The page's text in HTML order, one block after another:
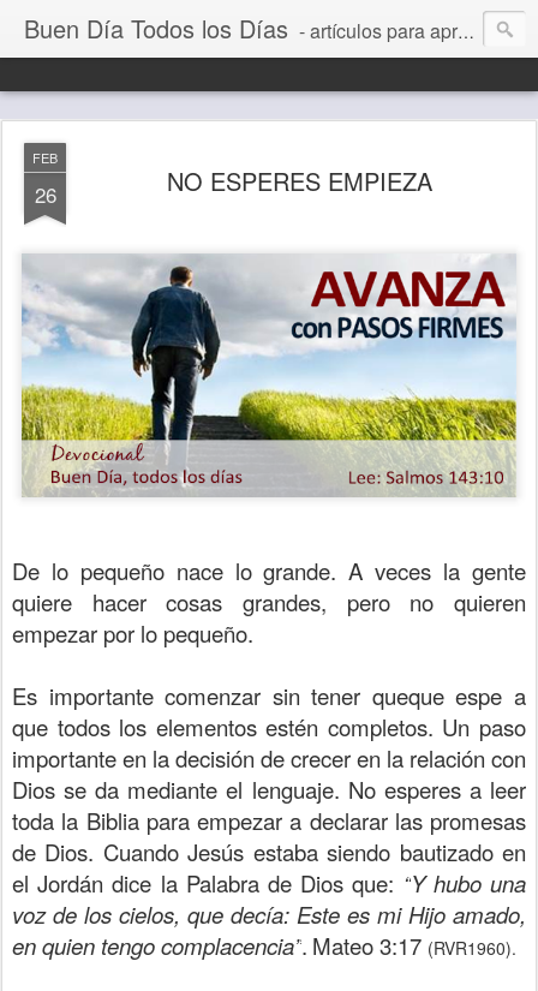
Buen Día Todos los Días - artículos para aprender a vivir mejor, un día a la vez. Por Juan C Quintero
FEB
26 NO ESPERES EMPIEZA
De lo pequeño nace lo grande. A veces la gente
quiere hacer cosas grandes, pero no quieren
empezar por lo pequeño.
Es importante comenzar sin tener queque espe a
que todos los elementos estén completos. Un paso
importante en la decisión de crecer en la relación con
Dios se da mediante el lenguaje. No esperes a leer
toda la Biblia para empezar a declarar las promesas
de Dios. Cuando Jesús estaba siendo bautizado en
el Jordán dice la Palabra de Diosque: “Y hubo una
voz de los cielos, que decía: Este es mi Hijo amado,
en quien tengo complacencia”. Mateo 3:17 (RVR1960).